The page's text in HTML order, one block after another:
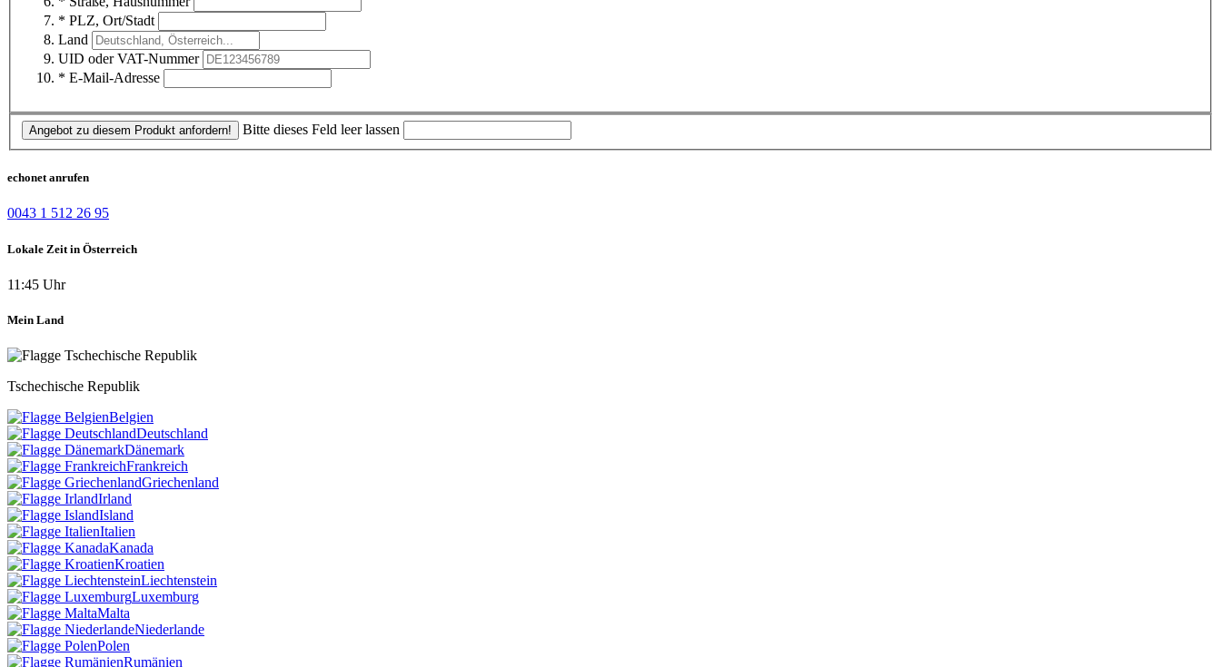
* PLZ, Ort/Stadt
Land
UID oder VAT-Nummer
* E-Mail-Adresse
Angebot zu diesem Produkt anfordern! Bitte dieses Feld leer lassen
echonet anrufen
0043 1 512 26 95
Lokale Zeit in Österreich
11:45 Uhr
Mein Land
Tschechische Republik
Belgien
Deutschland
Dänemark
Frankreich
Griechenland
Irland
Island
Italien
Kanada
Kroatien
Liechtenstein
Luxemburg
Malta
Niederlande
Polen
Rumänien